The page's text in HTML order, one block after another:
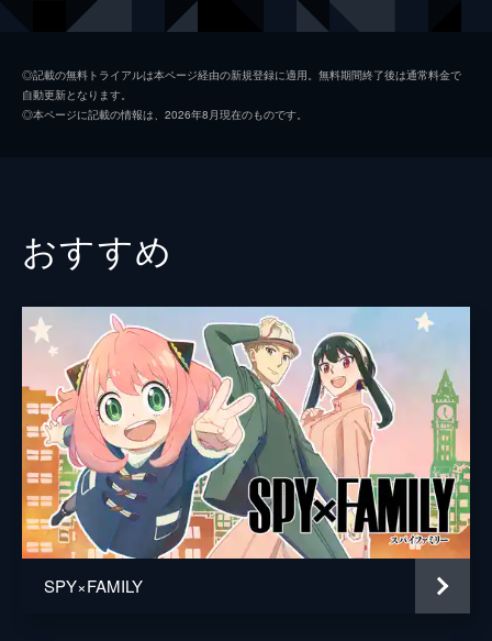
天野陽菜 森七菜
監督 新海誠
脚本 新海誠
原作 新海誠
音楽 RADWIMPS
演出 徳野悠我
居村健治
アニメーション制作 コミックス・ウェーブ・フィルム
◎記載の無料トライアルは本ページ経由の新規登録に適用。無料期間終了後は通常料金で
自動更新となります。
◎本ページに記載の情報は、2026年8月現在のものです。
おすすめ
SPY×FAMILY